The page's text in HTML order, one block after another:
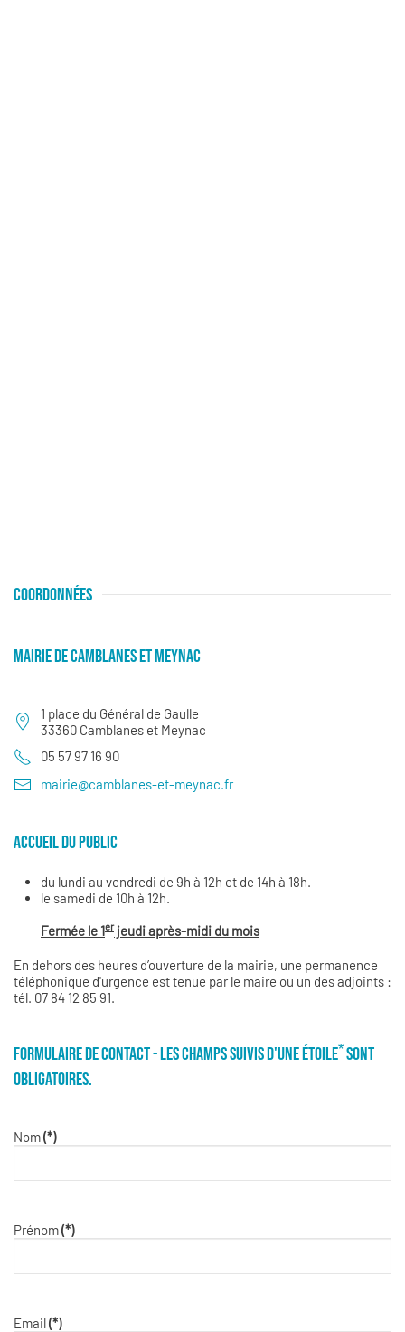
COORDONNÉES
MAIRIE DE CAMBLANES ET MEYNAC
1 place du Général de Gaulle
33360 Camblanes et Meynac
05 57 97 16 90
mairie@camblanes-et-meynac.fr
ACCUEIL DU PUBLIC
du lundi au vendredi de 9h à 12h et de 14h à 18h.
le samedi de 10h à 12h.
Fermée le 1erjeudi après-midi du mois
En dehors des heures d’ouverture de la mairie, une permanence
téléphonique d'urgence est tenue par le maire ou un des adjoints :
tél. 07 84 12 85 91.
FORMULAIRE DE CONTACT - LES CHAMPS SUIVIS D'UNE ÉTOILE*SONT
OBLIGATOIRES.
Nom(*)
Prénom(*)
Email(*)